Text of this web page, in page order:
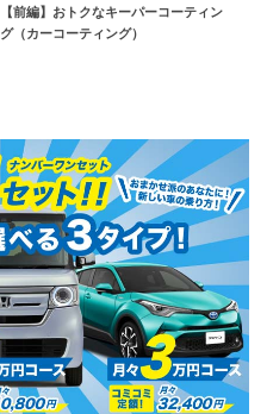
【前編】おトクなキーパーコーティン
グ（カーコーティング）